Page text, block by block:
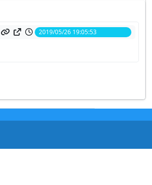
2019/05/26 19:05:53